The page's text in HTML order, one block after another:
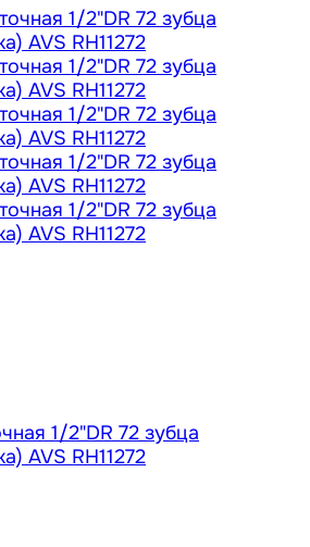
1/2"DR 72 зубца
AVS RH11272